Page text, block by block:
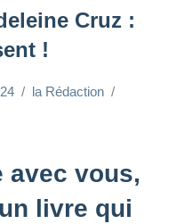
Cruz :
!
la Rédaction
avec vous,
livre qui